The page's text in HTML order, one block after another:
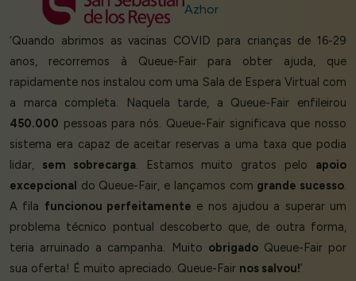
Azhor
‘Quando abrimos as vacinas COVID para crianças de 16-29
anos, recorremos à Queue-Fair para obter ajuda, que
rapidamente nos instalou com uma Sala de Espera Virtual com
a marca completa. Naquela tarde, a Queue-Fair enfileirou
450.000 pessoas para nós. Queue-Fair significava que nosso
sistema era capaz de aceitar reservas a uma taxa que podia
lidar, sem sobrecarga. Estamos muito gratos pelo apoio
excepcional do Queue-Fair, e lançamos com grande sucesso.
A fila funcionou perfeitamente e nos ajudou a superar um
problema técnico pontual descoberto que, de outra forma,
teria arruinado a campanha. Muito obrigadoQueue-Fair por
sua oferta! É muito apreciado. Queue-Fair nos salvou!’